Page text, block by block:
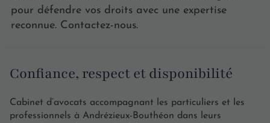
pour défendre vos droits avec une expertise
reconnue. Contactez-nous.
Confiance, respect et disponibilité
Cabinet d’avocats accompagnant les particuliers et les
professionnels à Andrézieux-Bouthéon dans leurs